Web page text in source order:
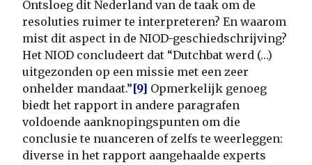
Ontsloeg dit Nederland van de taak om de
resoluties ruimer te interpreteren? En waarom
mist dit aspect in de NIOD-geschiedschrijving?
Het NIOD concludeert dat “Dutchbat werd (…)
uitgezonden op een missie met een zeer
onhelder mandaat.”[9] Opmerkelijk genoeg
biedt het rapport in andere paragrafen
voldoende aanknopingspunten om die
conclusie te nuanceren of zelfs te weerleggen:
diverse in het rapport aangehaalde experts